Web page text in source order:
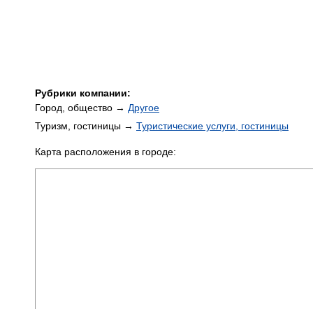
Рубрики компании:
Город, общество → Другое
Туризм, гостиницы → Туристические услуги, гостиницы
Карта расположения в городе: